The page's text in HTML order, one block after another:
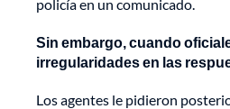
policía en un comunicado.
Sin embargo, cuando
irregularidades en las
Los agentes le pidieron